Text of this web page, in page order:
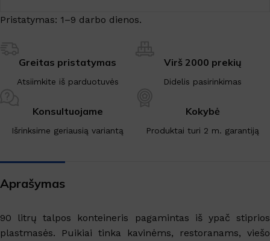
Pristatymas: 1–9 darbo dienos.
Greitas pristatymas
Atsiimkite iš parduotuvės
Virš 2000 prekių
Didelis pasirinkimas
Konsultuojame
Išrinksime geriausią variantą
Kokybė
Produktai turi 2 m. garantiją
Aprašymas
90 litrų talpos konteineris pagamintas iš ypač stiprios
plastmasės. Puikiai tinka kavinėms, restoranams, viešo